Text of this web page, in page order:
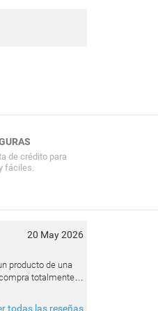
de crédito para
fáciles.
20 May 2026
producto de una
totalmente
todas las reseñas